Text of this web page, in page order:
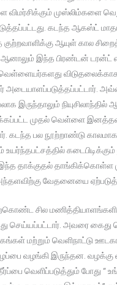
முஸ்லிம்களை
கடந்த ஆகஸ்ட்
குற்றவாளிக்கு ஆயுள் கால
ஆனாலும் இந்த பிரண்டன் டரன்ட்
வெள்ளையர்களது
அடையாளப்படுத்தப்பட்டார்.
இருந்தாலும் நியுசிலாந்தில்
முதல் வெள்ளை
கடந்த பல நூற்றாண்டு
உயர்ந்தபட்சத்தில்
இந்த தாக்குதல் தாங்கிக்கொள்ள
வேதனையை
சில
செய்யப்பட்டார். அவரை கைது
மற்றும் வெளிநாட்டு
வழங்கி இருந்தன. வழக்கு
வெளிப்படுத்தும் போது “